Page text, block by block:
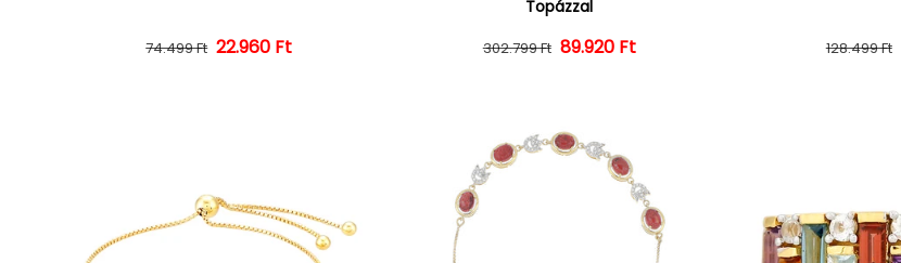
Normál ár
74.499 Ft Kedvezményes ár
22.960 Ft
Topázzal
Normál ár
302.799 Ft Kedvezményes ár
89.920 Ft 128.499 Ft